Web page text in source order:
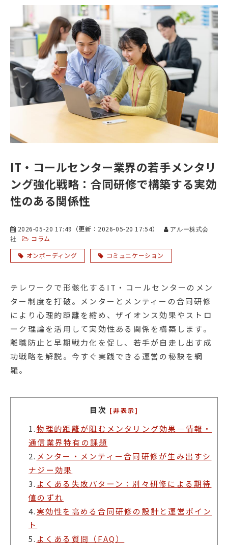
IT・コールセンター業界の若手メンタリ
ング強化戦略：合同研修で構築する実効
性のある関係性
2026-05-20 17:49 （更新： 2026-05-20 17:54）
アルー株式会
社
コラム
オンボーディング
コミュニケーション
テレワークで形骸化するIT・コールセンターのメン
ター制度を打破。メンターとメンティーの合同研修
により心理的距離を縮め、ザイオンス効果やストロ
ーク理論を活用して実効性ある関係を構築します。
離職防止と早期戦力化を促し、若手が自走し出す成
功戦略を解説。今すぐ実践できる運営の秘訣を網
羅。
目次 [非表示]
1.物理的距離が阻むメンタリング効果—情報・
通信業界特有の課題
2. メンター・メンティー合同研修が生み出すシ
ナジー効果
3. よくある失敗パターン：別々研修による期待
値のずれ
4. 実効性を高める合同研修の設計と運営ポイン
ト
5. よくある質問（FAQ）